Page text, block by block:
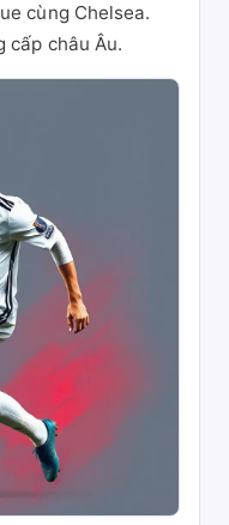
cùng Chelsea.
cấp châu Âu.